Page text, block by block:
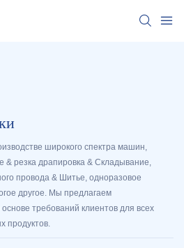
широкого спектра машин,
& резка драпировка & Складывание,
провода & Шитье, одноразовое
другое. Мы предлагаем
требований клиентов для всех
продуктов.